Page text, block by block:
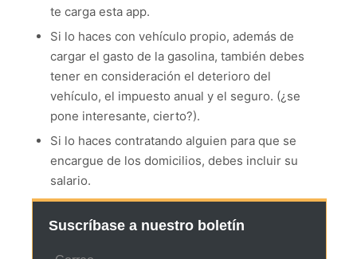
te carga esta app.
Si lo haces con vehículo propio, además de
cargar el gasto de la gasolina, también debes
tener en consideración el deterioro del
vehículo, el impuesto anual y el seguro. (¿se
pone interesante, cierto?).
Si lo haces contratando alguien para que se
encargue de los domicilios, debes incluir su
salario.
Suscríbase a nuestro boletín